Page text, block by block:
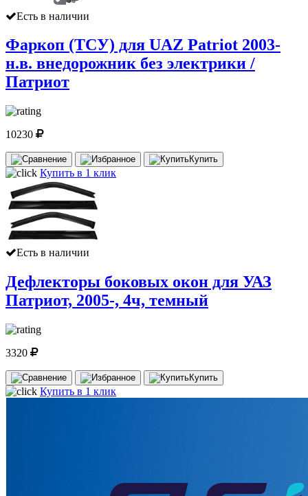
Есть в наличии
Фаркоп (ТСУ) для UAZ Patriot 2003-
н.в. внедорожник без электрики /
Патриот
10230
Купить
Купить в 1 клик
Есть в наличии
Дефлекторы боковых окон для УАЗ
Патриот, 2005-, 4ч, темный
3320
Купить
Купить в 1 клик